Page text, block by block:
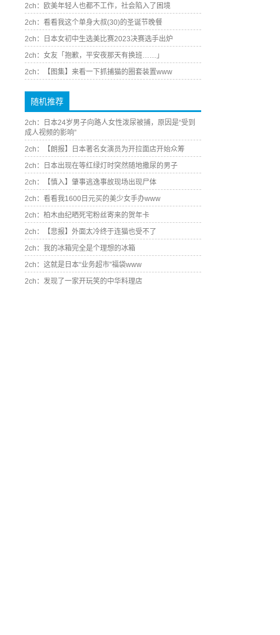
2ch：欧美年轻人也都不工作，社会陷入了困境
2ch：看看我这个单身大叔(30)的圣诞节晚餐
2ch：日本女初中生选美比赛2023决赛选手出炉
2ch：女友「抱歉，平安夜那天有换班……」
2ch：【图集】来看一下抓捕猫的圈套装置www
随机推荐
2ch：日本24岁男子向路人女性泼尿被捕，原因是“受到
成人视频的影响”
2ch：【朗报】日本著名女演员为开拉面店开始众筹
2ch：日本出现在等红绿灯时突然随地撒尿的男子
2ch：【慎入】肇事逃逸事故现场出现尸体
2ch：看看我1600日元买的美少女手办www
2ch：柏木由纪晒死宅粉丝寄来的贺年卡
2ch：【悲报】外面太冷终于连猫也受不了
2ch：我的冰箱完全是个理想的冰箱
2ch：这就是日本“业务超市”福袋www
2ch：发现了一家开玩笑的中华料理店